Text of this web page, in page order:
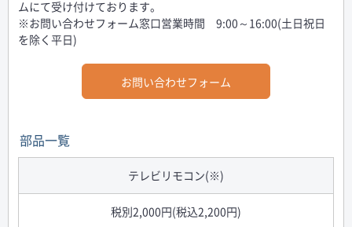
ムにて受け付けております。
※お問い合わせフォーム窓口営業時間 9:00～16:00(土日祝日
を除く平日)
お問い合わせフォーム
部品一覧
テレビリモコン(※)
税別2,000円(税込2,200円)